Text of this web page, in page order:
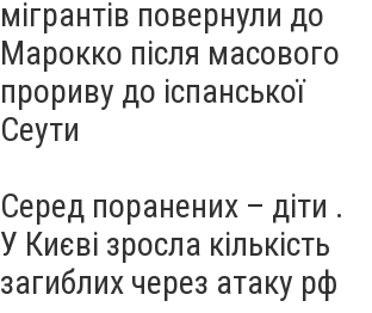
мігрантів повернули до
Марокко після масового
прориву до іспанської
Сеути
Серед поранених – діти .
У Києві зросла кількість
загиблих через атаку рф